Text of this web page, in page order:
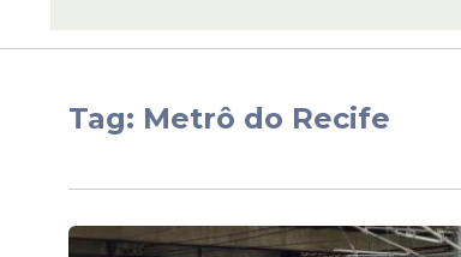
Tag: Metrô do Recife